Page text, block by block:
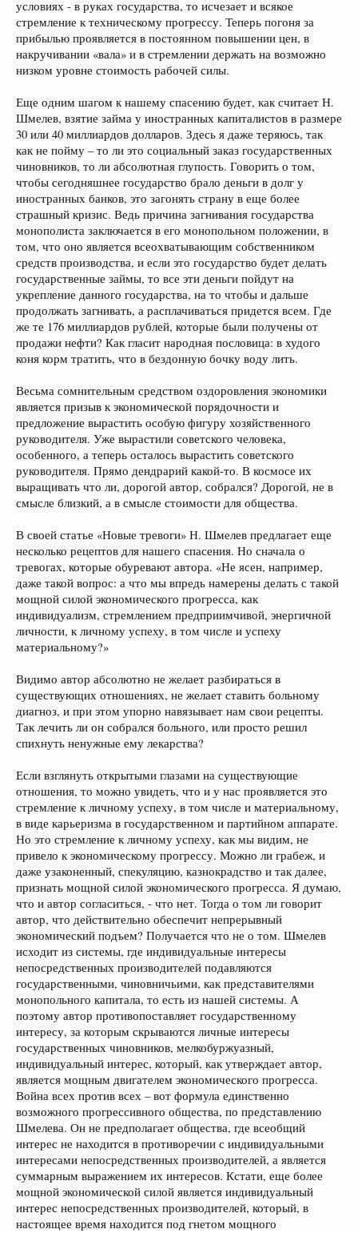
условиях - в руках государства, то исчезает и всякое
стремление к техническому прогрессу. Теперь погоня за
прибылью проявляется в постоянном повышении цен, в
накручивании «вала» и в стремлении держать на возможно
низком уровне стоимость рабочей силы.
Еще одним шагом к нашему спасению будет, как считает Н.
Шмелев, взятие займа у иностранных капиталистов в размере
30 или 40 миллиардов долларов. Здесь я даже теряюсь, так
как не пойму – то ли это социальный заказ государственных
чиновников, то ли абсолютная глупость. Говорить о том,
чтобы сегодняшнее государство брало деньги в долг у
иностранных банков, это загонять страну в еще более
страшный кризис. Ведь причина загнивания государства
монополиста заключается в его монопольном положении, в
том, что оно является всеохватывающим собственником
средств производства, и если это государство будет делать
государственные займы, то все эти деньги пойдут на
укрепление данного государства, на то чтобы и дальше
продолжать загнивать, а расплачиваться придется всем. Где
же те 176 миллиардов рублей, которые были получены от
продажи нефти? Как гласит народная пословица: в худого
коня корм тратить, что в бездонную бочку воду лить.
Весьма сомнительным средством оздоровления экономики
является призыв к экономической порядочности и
предложение вырастить особую фигуру хозяйственного
руководителя. Уже вырастили советского человека,
особенного, а теперь осталось вырастить советского
руководителя. Прямо дендрарий какой-то. В космосе их
выращивать что ли, дорогой автор, собрался? Дорогой, не в
смысле близкий, а в смысле стоимости для общества.
В своей статье «Новые тревоги» Н. Шмелев предлагает еще
несколько рецептов для нашего спасения. Но сначала о
тревогах, которые обуревают автора. «Не ясен, например,
даже такой вопрос: а что мы впредь намерены делать с такой
мощной силой экономического прогресса, как
индивидуализм, стремлением предприимчивой, энергичной
личности, к личному успеху, в том числе и успеху
материальному?»
Видимо автор абсолютно не желает разбираться в
существующих отношениях, не желает ставить больному
диагноз, и при этом упорно навязывает нам свои рецепты.
Так лечить ли он собрался больного, или просто решил
спихнуть ненужные ему лекарства?
Если взглянуть открытыми глазами на существующие
отношения, то можно увидеть, что и у нас проявляется это
стремление к личному успеху, в том числе и материальному,
в виде карьеризма в государственном и партийном аппарате.
Но это стремление к личному успеху, как мы видим, не
привело к экономическому прогрессу. Можно ли грабеж, и
даже узаконенный, спекуляцию, казнокрадство и так далее,
признать мощной силой экономического прогресса. Я думаю,
что и автор согласиться, - что нет. Тогда о том ли говорит
автор, что действительно обеспечит непрерывный
экономический подъем? Получается что не о том. Шмелев
исходит из системы, где индивидуальные интересы
непосредственных производителей подавляются
государственными, чиновничьими, как представителями
монопольного капитала, то есть из нашей системы. А
поэтому автор противопоставляет государственному
интересу, за которым скрываются личные интересы
государственных чиновников, мелкобуржуазный,
индивидуальный интерес, который, как утверждает автор,
является мощным двигателем экономического прогресса.
Война всех против всех – вот формула единственно
возможного прогрессивного общества, по представлению
Шмелева. Он не предполагает общества, где всеобщий
интерес не находится в противоречии с индивидуальными
интересами непосредственных производителей, а является
суммарным выражением их интересов. Кстати, еще более
мощной экономической силой является индивидуальный
интерес непосредственных производителей, который, в
настоящее время находится под гнетом мощного